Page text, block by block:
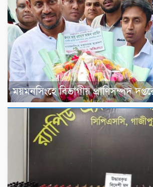
ময়মনসিংহে বিভাগীয় প্রাণিসম্পদ